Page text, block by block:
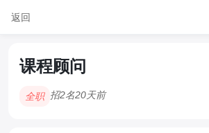
返回
课程顾问
全职 招2名20天前